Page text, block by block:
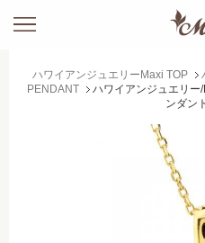
ハワイアンジュエリーMaxi TOP
PENDANT
ハワイアンジュエリー
ンダン